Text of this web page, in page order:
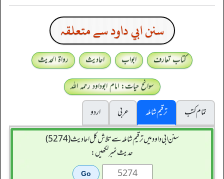
سنن ابي داود سے متعلقہ
کتاب تعارف ابواب احادیث
رواۃ الحدیث
سوانح حیات: امام ابوداود رحمہ اللہ
تمام کتب
ترقیم شاملہ عربی
اردو
سنن ابي داود میں ترقیم شاملہ سے تلاش کل احادیث (5274)
حدیث نمبر لکھیں: